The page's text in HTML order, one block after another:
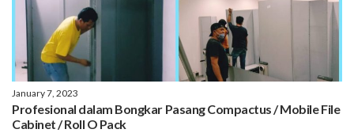
January 7, 2023
Profesional dalam Bongkar Pasang Compactus / Mobile File
Cabinet / Roll O Pack